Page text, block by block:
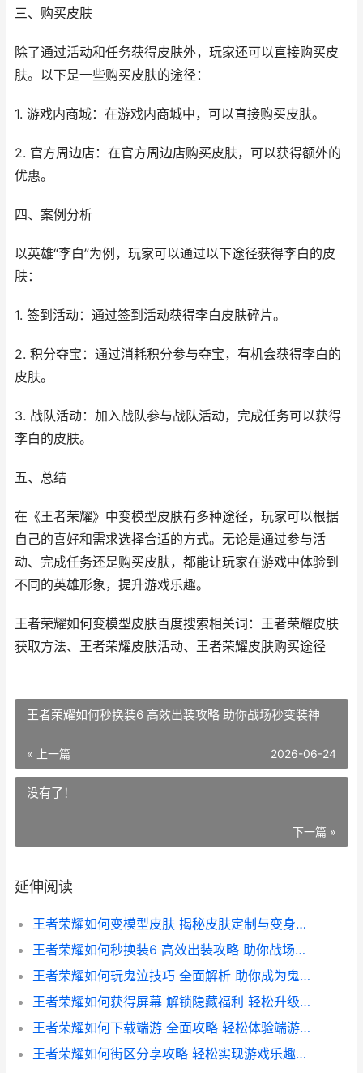
三、购买皮肤
除了通过活动和任务获得皮肤外，玩家还可以直接购买皮
肤。以下是一些购买皮肤的途径：
1. 游戏内商城：在游戏内商城中，可以直接购买皮肤。
2. 官方周边店：在官方周边店购买皮肤，可以获得额外的
优惠。
四、案例分析
以英雄“李白”为例，玩家可以通过以下途径获得李白的皮
肤：
1. 签到活动：通过签到活动获得李白皮肤碎片。
2. 积分夺宝：通过消耗积分参与夺宝，有机会获得李白的
皮肤。
3. 战队活动：加入战队参与战队活动，完成任务可以获得
李白的皮肤。
五、总结
在《王者荣耀》中变模型皮肤有多种途径，玩家可以根据
自己的喜好和需求选择合适的方式。无论是通过参与活
动、完成任务还是购买皮肤，都能让玩家在游戏中体验到
不同的英雄形象，提升游戏乐趣。
王者荣耀如何变模型皮肤百度搜索相关词：王者荣耀皮肤
获取方法、王者荣耀皮肤活动、王者荣耀皮肤购买途径
王者荣耀如何秒换装6 高效出装攻略 助你战场秒变装神
« 上一篇 2026-06-24
没有了！
下一篇 »
延伸阅读
王者荣耀如何变模型皮肤 揭秘皮肤定制与变身技巧指南
王者荣耀如何秒换装6 高效出装攻略 助你战场秒变装神
王者荣耀如何玩鬼泣技巧 全面解析 助你成为鬼泣高手
王者荣耀如何获得屏幕 解锁隐藏福利 轻松升级你的游戏体验
王者荣耀如何下载端游 全面攻略 轻松体验端游版游戏乐趣
王者荣耀如何街区分享攻略 轻松实现游戏乐趣共享全解析